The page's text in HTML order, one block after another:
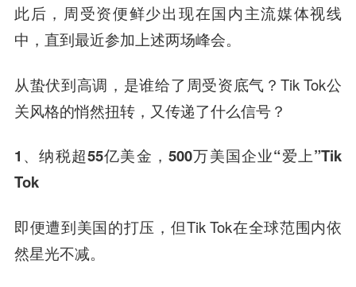
此后，周受资便鲜少出现在国内主流媒体视线
中，直到最近参加上述两场峰会。
从蛰伏到高调，是谁给了周受资底气？Tik Tok公
关风格的悄然扭转，又传递了什么信号？
1、纳税超55亿美金，500万美国企业“爱上”Tik
Tok
即便遭到美国的打压，但Tik Tok在全球范围内依
然星光不减。